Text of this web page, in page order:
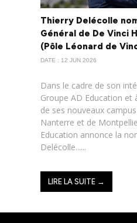
Thierry Delécolle
Général de De Vinci
(Pôle Léonard de
DATE : 12 JUN 2026
Dans le cadre de son
Groupe AD Education et
de ses nouveaux
Nanterre et de
Education annonce la
Delécolle......
LIRE LA SUITE →